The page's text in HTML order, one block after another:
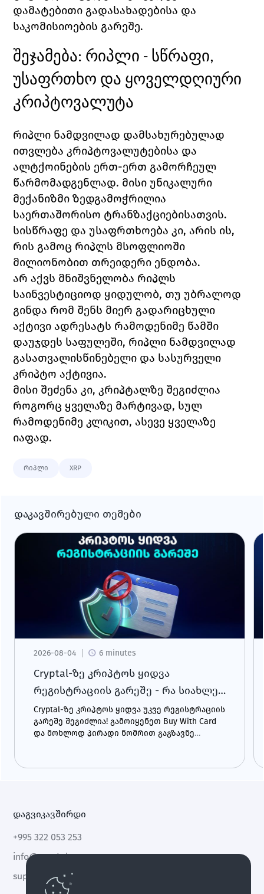
დამატებითი გადასახადებისა და
საკომისიოების გარეშე.
შეჯამება: რიპლი - სწრაფი,
უსაფრთხო და ყოველდღიური
კრიპტოვალუტა
რიპლი ნამდვილად დამსახურებულად
ითვლება კრიპტოვალუტებისა და
ალტქოინების ერთ-ერთ გამორჩეულ
წარმომადგენლად. მისი უნიკალური
მექანიზმი ზედგამოჭრილია
საერთაშორისო ტრანზაქციებისათვის.
სისწრაფე და უსაფრთხოება კი, არის ის,
რის გამოც რიპლს მსოფლიოში
მილიონობით თრეიდერი ენდობა.
არ აქვს მნიშვნელობა რიპლს
საინვესტიციოდ ყიდულობ, თუ უბრალოდ
გინდა რომ შენს მიერ გადარიცხული
აქტივი ადრესატს რამოდენიმე წამში
დაუჯდეს საფულეში, რიპლი ნამდვილად
გასათვალისწინებელი და სასურველი
კრიპტო აქტივია.
მისი შეძენა კი, კრიპტალზე შეგიძლია
როგორც ყველაზე მარტივად, სულ
რამოდენიმე კლიკით, ასევე ყველაზე
იაფად.
რიპლი XRP
დაკავშირებული თემები
2026-08-04 6 minutes
Cryptal-ზე კრიპტოს ყიდვა
რეგისტრაციის გარეშე - რა სიახლე
გელოდება?
Cryptal-ზე კრიპტოს ყიდვა უკვე რეგისტრაციის
გარეშე შეგიძლია! გამოიყენეთ Buy With Card
და მოხლოდ პირადი ნომრით გაგზავნე
დაგვიკავშირდი
+995 322 053 253
info@cryptal.com
support@cryptal.com